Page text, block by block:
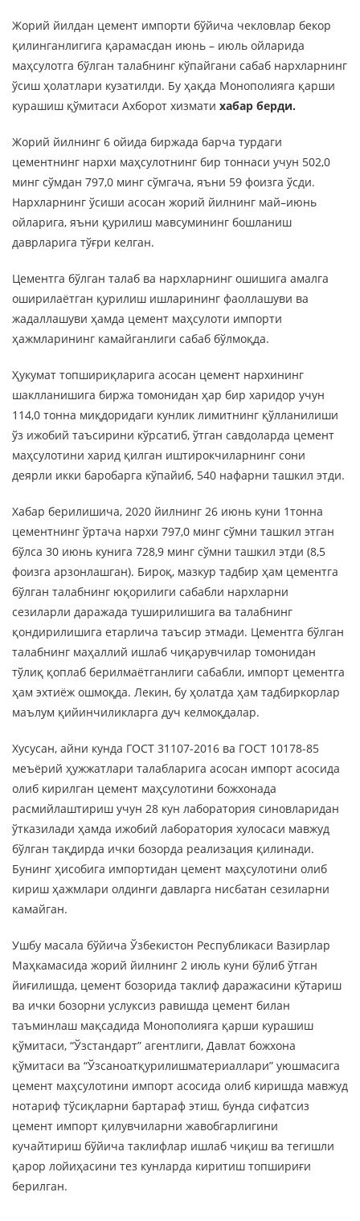
Жорий йилдан цемент импорти бўйича чекловлар бекор
қилинганлигига қарамасдан июнь – июль ойларида
маҳсулотга бўлган талабнинг кўпайгани сабаб нархларнинг
ўсиш ҳолатлари кузатилди. Бу ҳақда Монополияга қарши
курашиш қўмитаси Ахборот хизмати хабар берди.
Жорий йилнинг 6 ойида биржада барча турдаги
цементнинг нархи маҳсулотнинг бир тоннаси учун 502,0
минг сўмдан 797,0 минг сўмгача, яъни 59 фоизга ўсди.
Нархларнинг ўсиши асосан жорий йилнинг май–июнь
ойларига, яъни қурилиш мавсумининг бошланиш
даврларига тўғри келган.
Цементга бўлган талаб ва нархларнинг ошишига амалга
оширилаётган қурилиш ишларининг фаоллашуви ва
жадаллашуви ҳамда цемент маҳсулоти импорти
ҳажмларининг камайганлиги сабаб бўлмоқда.
Ҳукумат топшириқларига асосан цемент нархининг
шаклланишига биржа томонидан ҳар бир харидор учун
114,0 тонна миқдоридаги кунлик лимитнинг қўлланилиши
ўз ижобий таъсирини кўрсатиб, ўтган савдоларда цемент
маҳсулотини харид қилган иштирокчиларнинг сони
деярли икки баробарга кўпайиб, 540 нафарни ташкил этди.
Хабар берилишича, 2020 йилнинг 26 июнь куни 1тонна
цементнинг ўртача нархи 797,0 минг сўмни ташкил этган
бўлса 30 июнь кунига 728,9 минг сўмни ташкил этди (8,5
фоизга арзонлашган). Бироқ, мазкур тадбир ҳам цементга
бўлган талабнинг юқорилиги сабабли нархларни
сезиларли даражада туширилишига ва талабнинг
қондирилишига етарлича таъсир этмади. Цементга бўлган
талабнинг маҳаллий ишлаб чиқарувчилар томонидан
тўлиқ қоплаб берилмаётганлиги сабабли, импорт цементга
ҳам эхтиёж ошмоқда. Лекин, бу ҳолатда ҳам тадбиркорлар
маълум қийинчиликларга дуч келмоқдалар.
Хусусан, айни кунда ГОСТ 31107-2016 ва ГОСТ 10178-85
меъёрий ҳужжатлари талабларига асосан импорт асосида
олиб кирилган цемент маҳсулотини божхонада
расмийлаштириш учун 28 кун лаборатория синовларидан
ўтказилади ҳамда ижобий лаборатория хулосаси мавжуд
бўлган тақдирда ички бозорда реализация қилинади.
Бунинг ҳисобига импортидан цемент маҳсулотини олиб
кириш ҳажмлари олдинги давларга нисбатан сезиларни
камайган.
Ушбу масала бўйича Ўзбекистон Республикаси Вазирлар
Маҳкамасида жорий йилнинг 2 июль куни бўлиб ўтган
йиғилишда, цемент бозорида таклиф даражасини кўтариш
ва ички бозорни услуксиз равишда цемент билан
таъминлаш мақсадида Монополияга қарши курашиш
қўмитаси, “Ўзстандарт” агентлиги, Давлат божхона
қўмитаси ва “Ўзсаноатқурилишматериаллари” уюшмасига
цемент маҳсулотини импорт асосида олиб киришда мавжуд
нотариф тўсиқларни бартараф этиш, бунда сифатсиз
цемент импорт қилувчиларни жавобгарлигини
кучайтириш бўйича таклифлар ишлаб чиқиш ва тегишли
қарор лойиҳасини тез кунларда киритиш топшириғи
берилган.